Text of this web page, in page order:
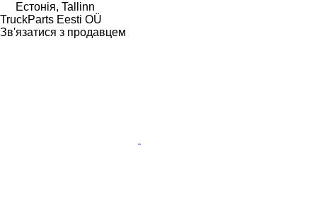
Естонія, Tallinn
TruckParts Eesti OÜ
Зв'язатися з продавцем